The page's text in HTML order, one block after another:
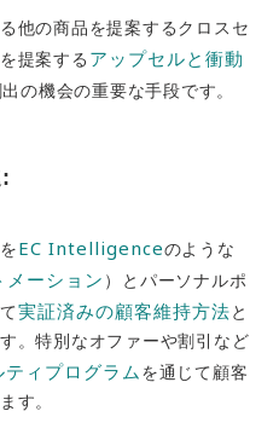
他の商品を提案するクロスセ
提案する アップセルと衝動
の機会の重要な手段です。
EC Intelligenceのような
メーション ）とパーソナルポ
実証済みの顧客維持方法と
。特別なオファーや割引など
ティプログラムを通じて顧客
す。